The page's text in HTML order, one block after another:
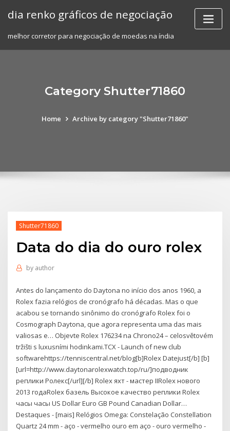
dia renko gráficos de negociação
melhor corretor para negociação de moedas na índia
Category Shutter71860
Home Archive by category "Shutter71860"
Shutter71860
Data do dia do ouro rolex
by author
Antes do lançamento do Daytona no início dos anos 1960, a
Rolex fazia relógios de cronógrafo há décadas. Mas o que
acabou se tornando sinônimo do cronógrafo Rolex foi o
Cosmograph Daytona, que agora representa uma das mais
valiosas e… Objevte Rolex 176234 na Chrono24 – celosvětovém
tržišti s luxusními hodinkami.TCX - Launch of new club
softwarehttps://tenniscentral.net/blog[b]Rolex Datejust[/b] [b]
[url=http://www.daytonarolexwatch.top/ru/]подводник
реплики Ролекс[/url][/b] Rolex яхт - мастер IIRolex нового
2013 годаRolex базель Высокое качество реплики Rolex
часы часы US Dollar Euro GB Pound Canadian Dollar…
Destaques - [mais] Relógios Omega: Constelação Constellation
Quartz 24 mm - aço - vermelho ouro em aço - ouro vermelho -